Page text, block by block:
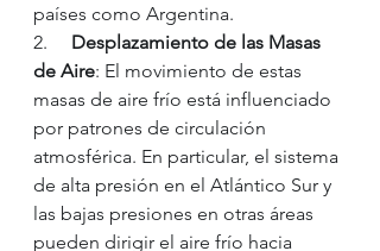
países como Argentina.
2. Desplazamiento de las Masas
de Aire: El movimiento de estas
masas de aire frío está influenciado
por patrones de circulación
atmosférica. En particular, el sistema
de alta presión en el Atlántico Sur y
las bajas presiones en otras áreas
pueden dirigir el aire frío hacia